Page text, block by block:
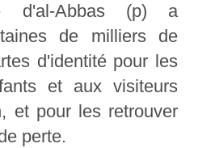
d'al-Abbas (p) a
de milliers de
d'identité pour les
et aux visiteurs
et pour les retrouver
perte.